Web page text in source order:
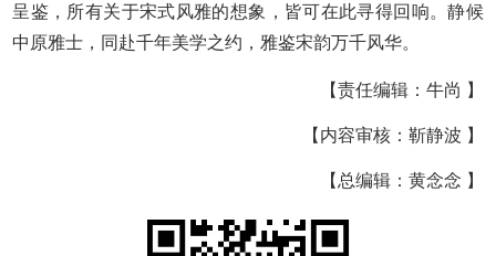
呈鉴，所有关于宋式风雅的想象，皆可在此寻得回响。静候
中原雅士，同赴千年美学之约，雅鉴宋韵万千风华。
【责任编辑：牛尚 】
【内容审核：靳静波 】
【总编辑：黄念念 】